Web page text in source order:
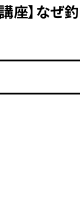
講座】な